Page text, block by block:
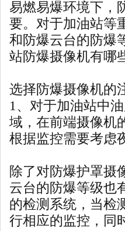
易燃易爆环境下，
要。对于加油站等
和防爆云台的防爆
站防爆摄像机有哪
选择防爆摄像机的
1、对于加油站中
域，在前端摄像机
根据监控需要考虑
除了对防爆护罩摄
云台的防爆等级也
的检测系统，当检
行相应的监控，同